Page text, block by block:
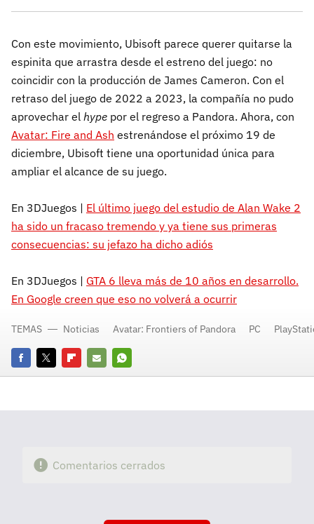
Con este movimiento, Ubisoft parece querer quitarse la
espinita que arrastra desde el estreno del juego: no
coincidir con la producción de James Cameron. Con el
retraso del juego de 2022 a 2023, la compañía no pudo
aprovechar el hype por el regreso a Pandora. Ahora, con
Avatar: Fire and Ash estrenándose el próximo 19 de
diciembre, Ubisoft tiene una oportunidad única para
ampliar el alcance de su juego.
En 3DJuegos | El último juego del estudio de Alan Wake 2
ha sido un fracaso tremendo y ya tiene sus primeras
consecuencias: su jefazo ha dicho adiós
En 3DJuegos | GTA 6 lleva más de 10 años en desarrollo.
En Google creen que eso no volverá a ocurrir
FacebookTwitterFlipboard
E-
Whatsapp
TEMAS Noticias Avatar: Frontiers of Pandora PC
Comentarios cerrados